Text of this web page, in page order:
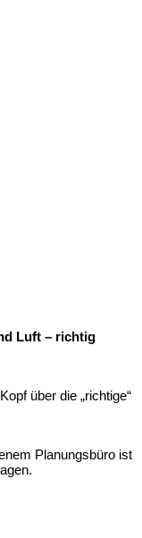
Luft – richtig
über die „richtige“
Planungsbüro ist